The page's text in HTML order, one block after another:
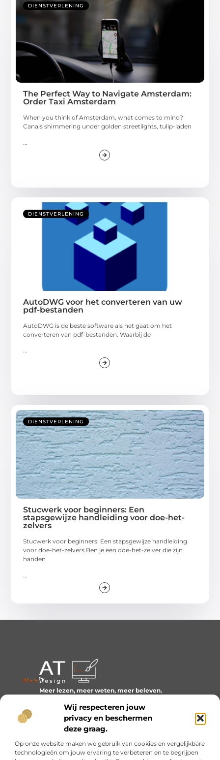
Wij respecteren jouw
privacy en beschermen
deze graag.
Op onze website maken we gebruik van cookies en vergelijkbare
technologieën om jouw ervaring te verbeteren en te begrijpen
DIENSTVERLENING
The Perfect Way to Navigate Amsterdam:
Order Taxi Amsterdam
When you think of Amsterdam, what comes to mind?
Canals shimmering under golden streetlights, tulip-laden
DIENSTVERLENING
AutoDWG voor het converteren van uw
pdf-bestanden
AutoDWG is de beste software als het gaat om het
converteren van pdf-bestanden. Waarbij de
...
DIENSTVERLENING
Stucwerk voor beginners: Een
stapsgewijze handleiding voor doe-het-
zelvers
Stucwerk voor beginners: Een stapsgewijze handleiding
voor doe-het-zelvers Ben je een doe-het-zelver die zijn
handen
Meer lezen, meer weten, meer beleven.
het dagelijks leven boeiend maakt.
Bericht categorie